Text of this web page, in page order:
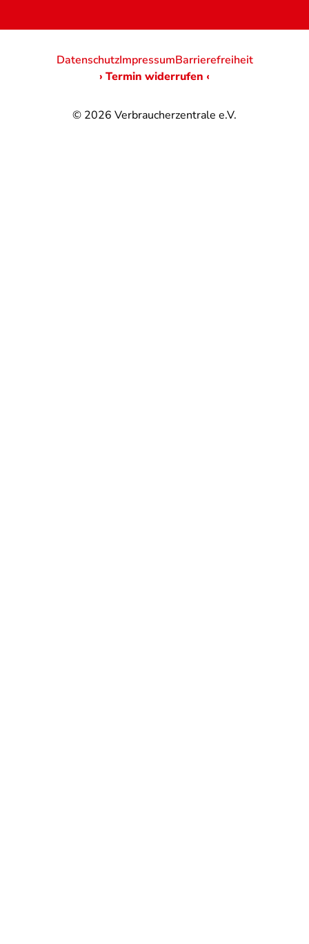
© 2026 Verbraucherzentrale e.V.
DatenschutzImpressumBarrierefreiheit
› Termin widerrufen ‹